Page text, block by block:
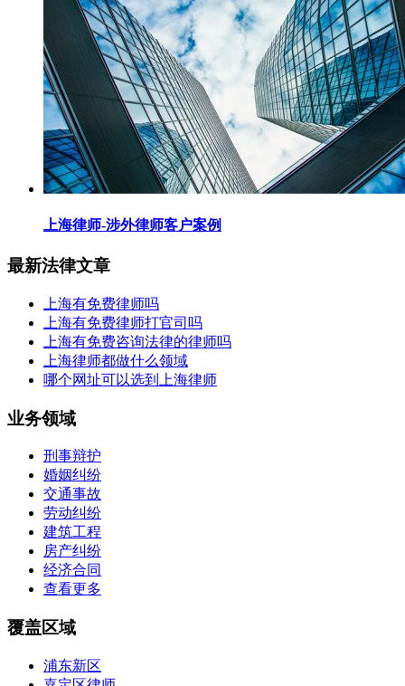
上海律师-涉外律师客户案例
最新法律文章
上海有免费律师吗
上海有免费律师打官司吗
上海有免费咨询法律的律师吗
上海律师都做什么领域
哪个网址可以选到上海律师
业务领域
刑事辩护
婚姻纠纷
交通事故
劳动纠纷
建筑工程
房产纠纷
经济合同
查看更多
覆盖区域
浦东新区